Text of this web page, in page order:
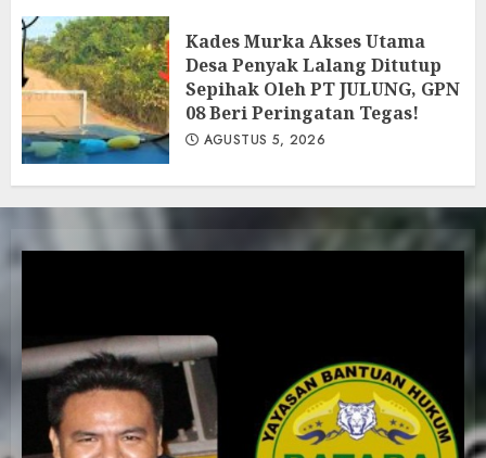
Kades Murka Akses Utama
Desa Penyak Lalang Ditutup
Sepihak Oleh PT JULUNG, GPN
08 Beri Peringatan Tegas!
AGUSTUS 5, 2026